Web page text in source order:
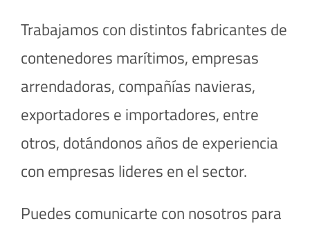
Trabajamos con distintos fabricantes de
contenedores marítimos, empresas
arrendadoras, compañías navieras,
exportadores e importadores, entre
otros, dotándonos años de experiencia
con empresas lideres en el sector.
Puedes comunicarte con nosotros para